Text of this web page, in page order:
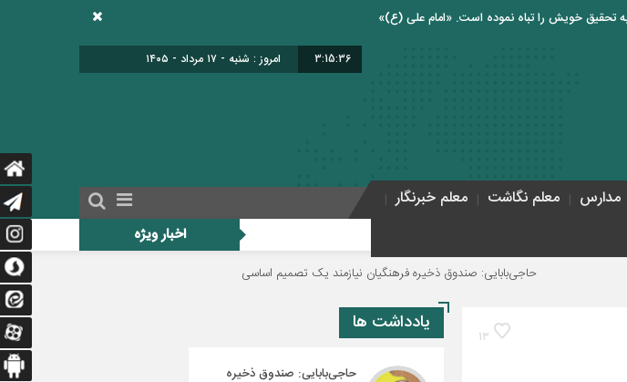
3:15:37 امروز : شنبه - ۱۷ مرداد - ۱۴۰۵
مدارس معلم نگاشت
معلم خبرنگار
اخبار ویژه
حاجی‌بابایی: صندوق ذخیره فرهنگیان نیازمند یک تصمیم اساسی و دائمی است دولت برای اجرای فوق‌العاده ویژه فرهنگیان
13 یادداشت ها
حاجی‌بابایی: صندوق ذخیره